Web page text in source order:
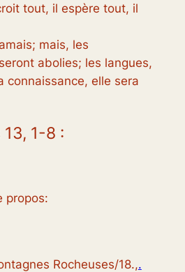
tout, il espère tout, il
mais, les
abolies; les langues,
connaissance, elle sera
1-8 :
propos:
Rocheuses/18.,.